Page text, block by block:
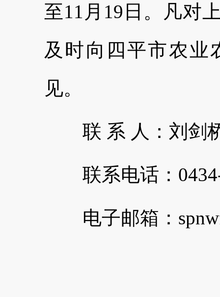
至11月19日。凡对
及时向四平市农业
见。
联 系 人：刘剑
联系电话：0434-
电子邮箱：